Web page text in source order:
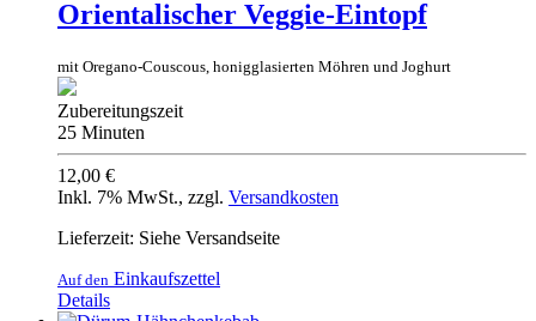
Orientalischer Veggie-Eintopf
mit Oregano-Couscous, honigglasierten Möhren und Joghurt
Zubereitungszeit
25 Minuten
12,00 €
Inkl. 7% MwSt., zzgl. Versandkosten
Lieferzeit: Siehe Versandseite
Auf den Einkaufszettel
Details